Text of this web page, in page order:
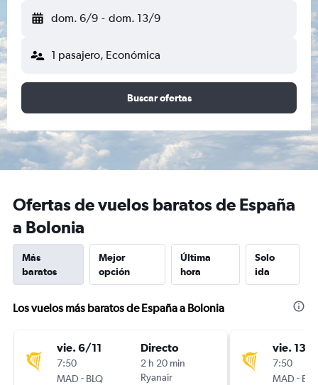
dom. 6/9 - dom. 13/9
1 pasajero, Económica
Buscar ofertas
Ofertas de vuelos baratos de España
a Bolonia
Más
baratos
Mejor
opción
Última
hora
Solo
ida
Los vuelos más baratos de España a Bolonia
vie. 6/11
7:50
MAD - BLQ
Directo
2 h 20 min
Ryanair
vie. 13/
7:50
MAD - BLQ